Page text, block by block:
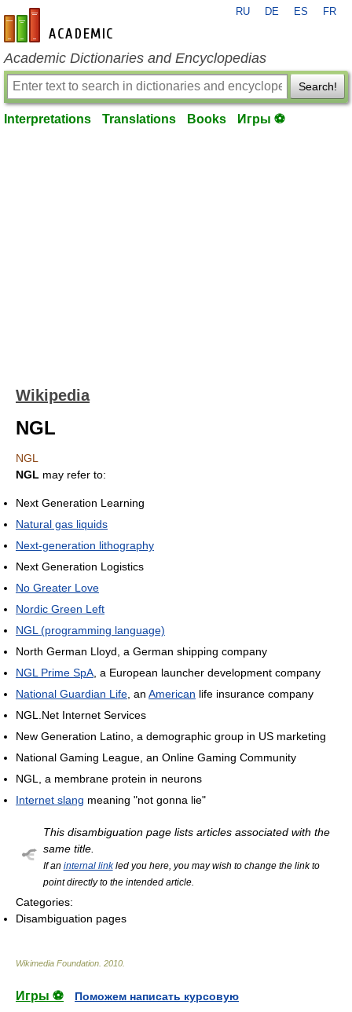
en-academic.com
RU DE ES FR
Academic Dictionaries and Encyclopedias
Search!
Interpretations Translations Books Игры ⚽
Wikipedia
NGL
NGL
NGL may refer to:
Next Generation Learning
Natural gas liquids
Next-generation lithography
Next Generation Logistics
No Greater Love
Nordic Green Left
NGL (programming language)
North German Lloyd, a German shipping company
NGL Prime SpA , a European launcher development company
National Guardian Life , an American life insurance company
NGL.Net Internet Services
New Generation Latino, a demographic group in US marketing
National Gaming League, an Online Gaming Community
NGL, a membrane protein in neurons
Internet slang meaning "not gonna lie"
This disambiguation page lists articles associated with the
same title.
If an internal linkled you here, you may wish to change the link to
point directly to the intended article.
Categories:
Disambiguation pages
Wikimedia Foundation 2010
Игры ⚽
Поможем написать курсовую